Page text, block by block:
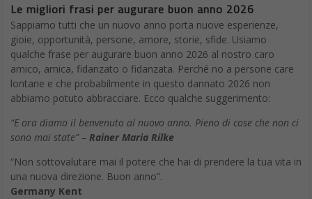
Le migliori frasi per augurare buon anno 2026
Sappiamo tutti che un nuovo anno porta nuove esperienze,
gioie, opportunità, persone, amore, storie, sfide. Usiamo
qualche frase per augurare buon anno 2026 al nostro caro
amico, amica, fidanzato o fidanzata. Perché no a persone care
lontane e che probabilmente in questo dannato 2026 non
abbiamo potuto abbracciare. Ecco qualche suggerimento:
“E ora diamo il benvenuto al nuovo anno. Pieno di cose che non ci
sono mai state” – Rainer Maria Rilke
“Non sottovalutare mai il potere che hai di prendere la tua vita in
una nuova direzione. Buon anno”.
Germany Kent